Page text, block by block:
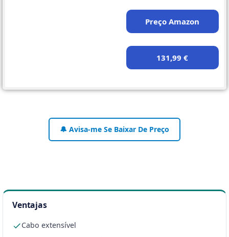
Preço Amazon
131,99 €
🔔 Avisa-me Se Baixar De Preço
Ventajas
Cabo extensível